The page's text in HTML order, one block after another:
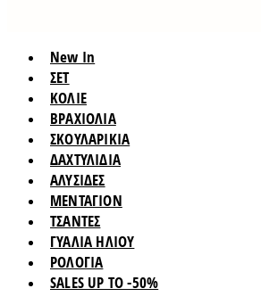
New In
ΣΕΤ
ΚΟΛΙΕ
ΒΡΑΧΙΟΛΙΑ
ΣΚΟΥΛΑΡΙΚΙΑ
ΔΑΧΤΥΛΙΔΙΑ
ΑΛΥΣΙΔΕΣ
ΜΕΝΤΑΓΙΟΝ
ΤΣΑΝΤΕΣ
ΓΥΑΛΙΑ ΗΛΙΟΥ
ΡΟΛΟΓΙΑ
SALES UP TO -50%